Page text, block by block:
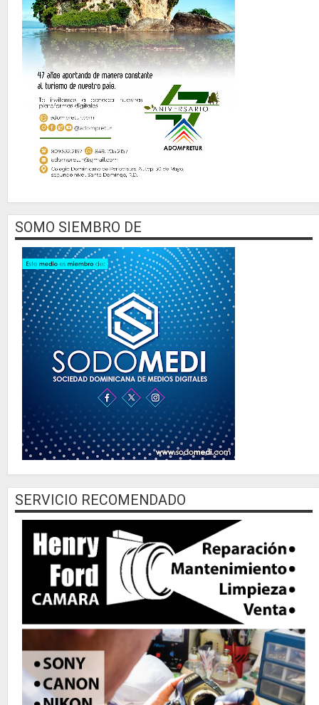
SOMO SIEMBRO DE
SERVICIO RECOMENDADO